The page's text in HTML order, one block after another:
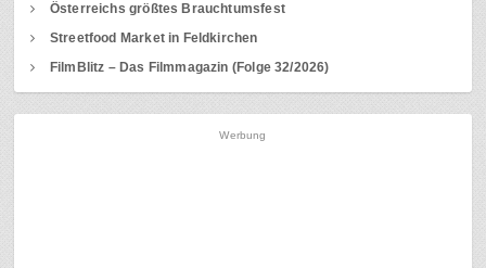
Österreichs größtes Brauchtumsfest
Streetfood Market in Feldkirchen
FilmBlitz – Das Filmmagazin (Folge 32/2026)
Werbung